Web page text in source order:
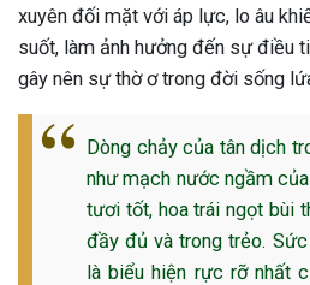
xuyên đối mặt với áp lực, lo âu
suốt, làm ảnh hưởng đến sự điều
gây nên sự thờ ơ trong đời sống
Dòng chảy của tân dịch
như mạch nước ngầm
tươi tốt, hoa trái ngọt bùi
đầy đủ và trong trẻo.
là biểu hiện rực rỡ nhất